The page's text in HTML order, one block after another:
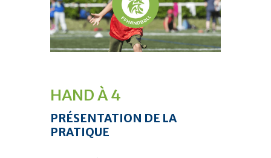
HAND À 4
PRÉSENTATION DE LA
PRATIQUE